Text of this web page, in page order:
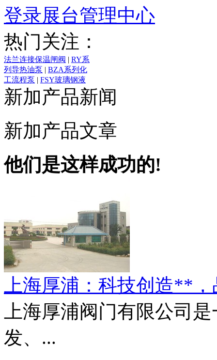
登录展台管理中心
热门关注：
法兰连接保温闸阀 | RY系
列导热油泵 | BZA系列化
工流程泵 | FSY玻璃钢液
下泵|煤矿专用减压阀
|
先导式电磁阀
进口密封
夹软密封蝶阀|
液压电磁
换向阀|
IH型不锈钢化工
离心泵 |JY41W不锈钢氧
ZQGP 气动快速切断阀|
不锈钢管道阻火器|低温
锻钢
截止阀| TB型渣油泵|电
磁换向阀|食品级密封圈|
气动高真空碟阀|氧气减
压器|内六角螺塞
不锈
钢螺塞
三通过滤控制阀|不锈钢
喉塞|耐腐蚀离心泵|
200X减压阀|夹套保温阻
火器
|法兰球阀| 铜**阀|
不锈钢油塞 |法兰型高温
PX-32氩气瓶阀
新加产品新闻
新加产品文章
他们是这样成功的!
上海厚浦：科技创造**
上海厚浦阀门有限公司
发、...